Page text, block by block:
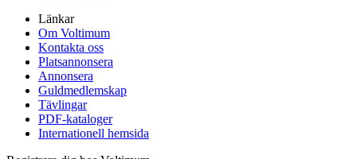
Länkar
Om Voltimum
Kontakta oss
Platsannonsera
Annonsera
Guldmedlemskap
Tävlingar
PDF-kataloger
Internationell hemsida